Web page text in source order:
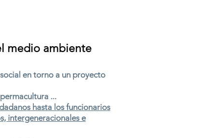
medio ambiente
en torno a un proyecto
...
hasta los funcionarios
intergeneracionales e